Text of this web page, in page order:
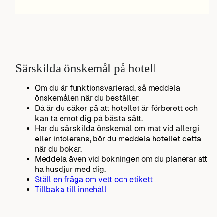
Särskilda önskemål på hotell
Om du är funktionsvarierad, så meddela
önskemålen när du beställer.
Då är du säker på att hotellet är förberett och
kan ta emot dig på bästa sätt.
Har du särskilda önskemål om mat vid allergi
eller intolerans, bör du meddela hotellet detta
när du bokar.
Meddela även vid bokningen om du planerar att
ha husdjur med dig.
Ställ en fråga om vett och etikett
Tillbaka till innehåll